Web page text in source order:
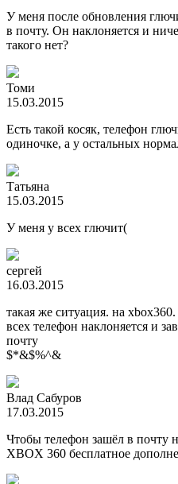
У меня после обновления
в почту. Он наклоняется и
такого нет?
Томи
15.03.2015
Есть такой косяк, телефон
одиночке, а у остальных
Татьяна
15.03.2015
У меня у всех глючит(
сергей
16.03.2015
такая же ситуация. на
всех телефон наклоняется и
почту
$*&$%^&
Влад Сабуров
17.03.2015
Чтобы телефон зашёл в почту
XBOX 360 бесплатное